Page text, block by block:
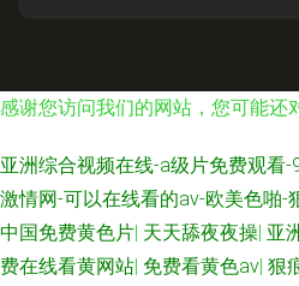
感谢您访问我们的网站，您可能还
亚洲综合视频在线-a级片免费观看
激情网-可以在线看的av-欧美色啪-
中国免费黄色片| 天天舔夜夜操| 亚
费在线看黄网站| 免费看黄色av| 狠